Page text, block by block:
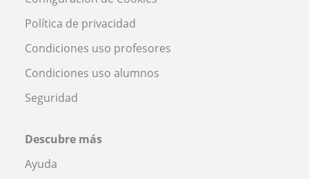
Política de privacidad
Condiciones uso profesores
Condiciones uso alumnos
Seguridad
Descubre más
Ayuda